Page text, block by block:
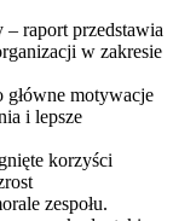
raport przedstawia
w zakresie
motywacje
i lepsze
korzyści
zespołu.